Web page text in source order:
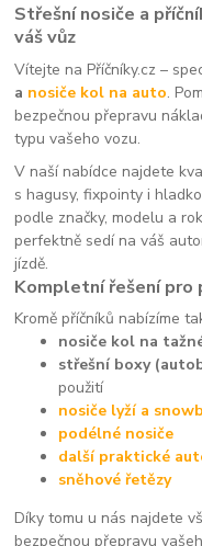
Střešní nosiče a
váš vůz
Vítejte na Příčníky.cz –
a nosiče kol na auto.
bezpečnou přepravu
typu vašeho vozu.
V naší nabídce najdete
s hagusy, fixpointy i
podle značky, modelu a
perfektně sedí na váš
jízdě.
Kompletní řešení pro
Kromě příčníků nabízíme
nosiče kol na
střešní boxy
použití
nosiče lyží a
podélné nosiče
další praktické
sněhové řetězy
Díky tomu u nás najdete
bezpečnou přepravu